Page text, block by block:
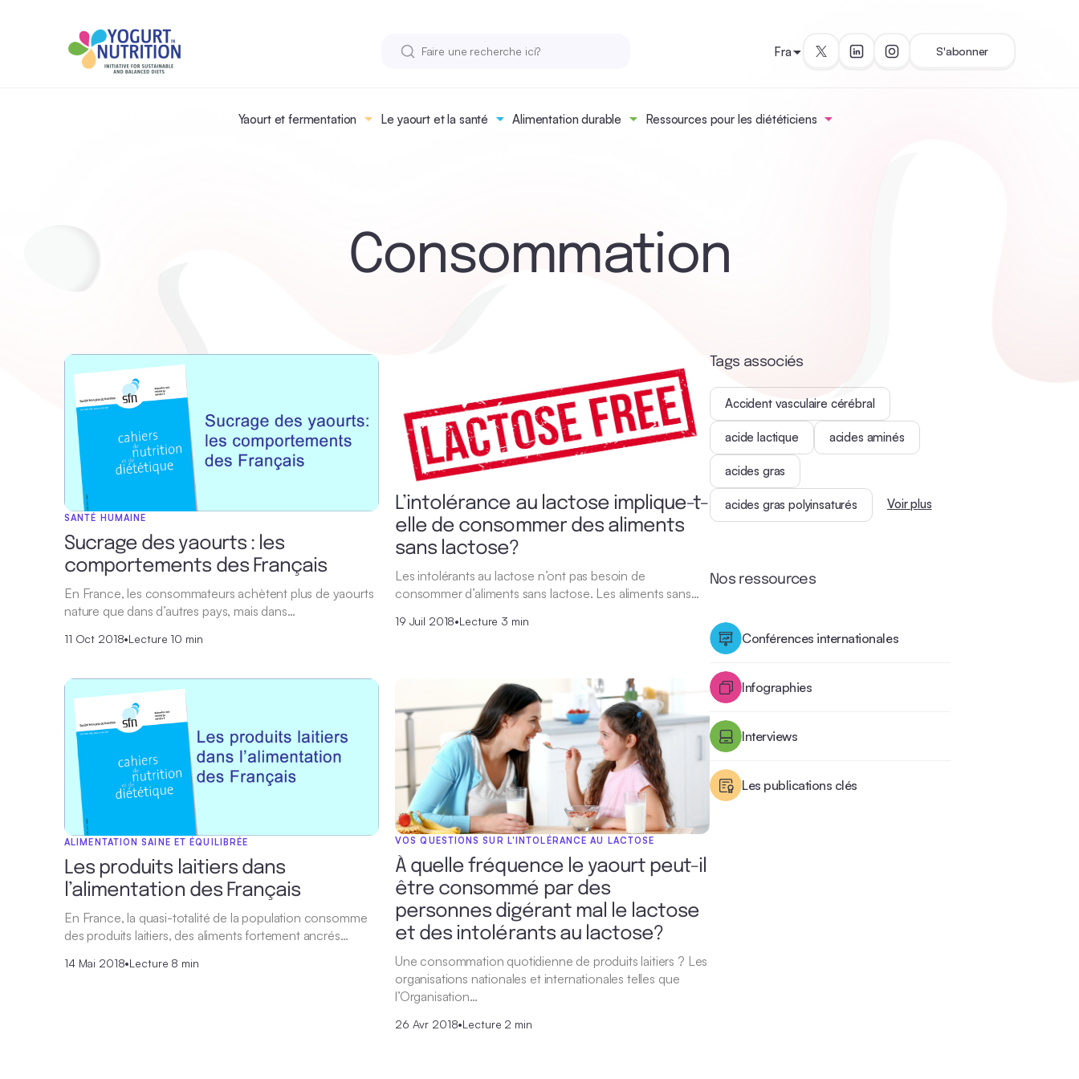
Yaourt et fermentation Le yaourt et la santé Alimentation durable Ressources pour les diététiciens
Fra S'abonner
Consommation
SANTÉ HUMAINE
Sucrage des yaourts : les
comportements des Français
En France, les consommateurs achètent plus de yaourts
nature que dans d’autres pays, mais dans…
11 Oct 2018•Lecture 10 min
L’intolérance au lactose implique-t-
elle de consommer des aliments
sans lactose?
Les intolérants au lactose n’ont pas besoin de
consommer d’aliments sans lactose. Les aliments sans…
19 Juil 2018•Lecture 3 min
ALIMENTATION SAINE ET ÉQUILIBRÉE
Les produits laitiers dans
l’alimentation des Français
En France, la quasi-totalité de la population consomme
des produits laitiers, des aliments fortement ancrés…
14 Mai 2018•Lecture 8 min
VOS QUESTIONS SUR L'INTOLÉRANCE AU LACTOSE
À quelle fréquence le yaourt peut-il
être consommé par des
personnes digérant mal le lactose
et des intolérants au lactose?
Une consommation quotidienne de produits laitiers ? Les
organisations nationales et internationales telles que
l’Organisation…
26 Avr 2018•Lecture 2 min
Tags associés
Accident vasculaire cérébral
acide lactique acides aminés
acides gras
acides gras polyinsaturés Voir plus
Nos ressources
Conférences internationales
Infographies
Interviews
Les publications clés